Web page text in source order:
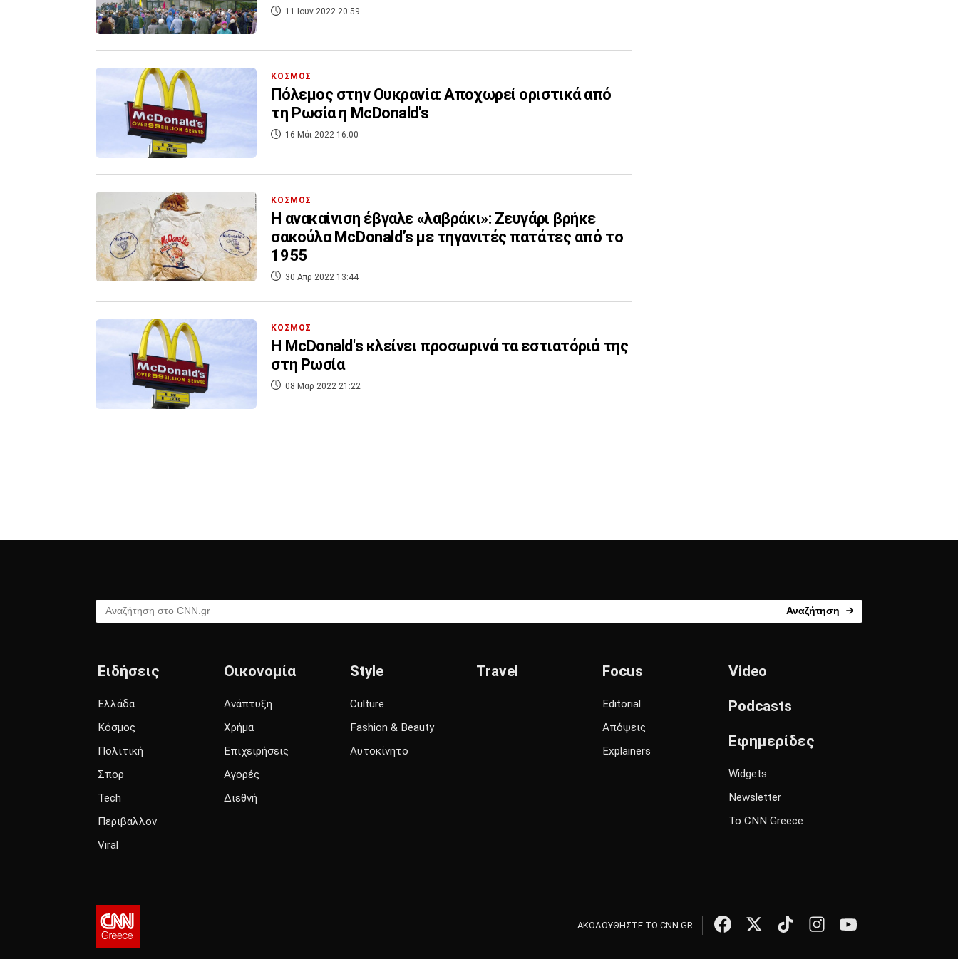
11 Ιουν 2022 20:59
ΚΟΣΜΟΣ
Πόλεμος στην Ουκρανία: Αποχωρεί οριστικά από
τη Ρωσία η McDonald's
16 Μάι 2022 16:00
ΚΟΣΜΟΣ
Η ανακαίνιση έβγαλε «λαβράκι»: Ζευγάρι βρήκε
σακούλα McDonald’s με τηγανιτές πατάτες από το
1955
30 Απρ 2022 13:44
ΚΟΣΜΟΣ
Η McDonald's κλείνει προσωρινά τα εστιατόριά της
στη Ρωσία
08 Μαρ 2022 21:22
Αναζήτηση στο CNN.gr Αναζήτηση
Ειδήσεις
Ελλάδα
Κόσμος
Πολιτική
Σπορ
Tech
Περιβάλλον
Viral
Οικονομία
Ανάπτυξη
Χρήμα
Επιχειρήσεις
Αγορές
Διεθνή
Style
Culture
Fashion & Beauty
Αυτοκίνητο
Travel Focus
Editorial
Απόψεις
Explainers
Video
Podcasts
Εφημερίδες
Widgets
Newsletter
Το CNN Greece
ΑΚΟΛΟΥΘΗΣΤΕ ΤΟ CNN.GR